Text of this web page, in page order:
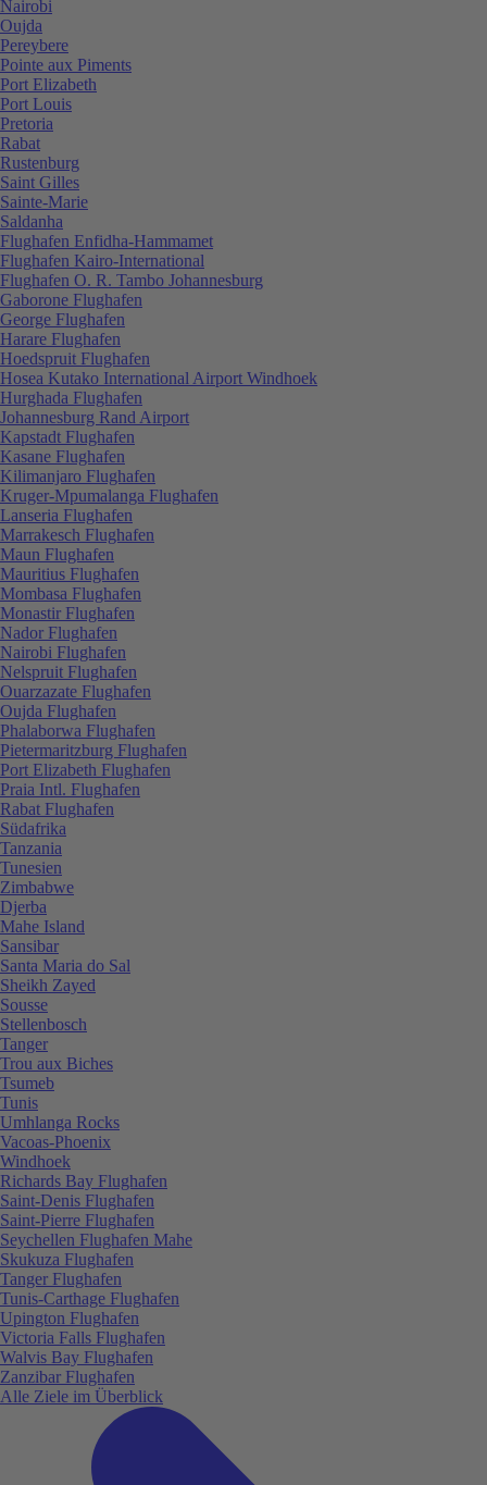
Nairobi
Oujda
Pereybere
Pointe aux Piments
Port Elizabeth
Port Louis
Pretoria
Rabat
Rustenburg
Saint Gilles
Sainte-Marie
Saldanha
Flughafen Enfidha-Hammamet
Flughafen Kairo-International
Flughafen O. R. Tambo Johannesburg
Gaborone Flughafen
George Flughafen
Harare Flughafen
Hoedspruit Flughafen
Hosea Kutako International Airport Windhoek
Hurghada Flughafen
Johannesburg Rand Airport
Kapstadt Flughafen
Kasane Flughafen
Kilimanjaro Flughafen
Kruger-Mpumalanga Flughafen
Lanseria Flughafen
Marrakesch Flughafen
Maun Flughafen
Mauritius Flughafen
Mombasa Flughafen
Monastir Flughafen
Nador Flughafen
Nairobi Flughafen
Nelspruit Flughafen
Ouarzazate Flughafen
Oujda Flughafen
Phalaborwa Flughafen
Pietermaritzburg Flughafen
Port Elizabeth Flughafen
Praia Intl. Flughafen
Rabat Flughafen
Südafrika
Tanzania
Tunesien
Zimbabwe
Djerba
Mahe Island
Sansibar
Santa Maria do Sal
Sheikh Zayed
Sousse
Stellenbosch
Tanger
Trou aux Biches
Tsumeb
Tunis
Umhlanga Rocks
Vacoas-Phoenix
Windhoek
Richards Bay Flughafen
Saint-Denis Flughafen
Saint-Pierre Flughafen
Seychellen Flughafen Mahe
Skukuza Flughafen
Tanger Flughafen
Tunis-Carthage Flughafen
Upington Flughafen
Victoria Falls Flughafen
Walvis Bay Flughafen
Zanzibar Flughafen
Alle Ziele im Überblick